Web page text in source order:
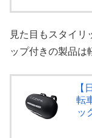
見た目もスタイリ
ップ付きの製品は
【
転
ッ